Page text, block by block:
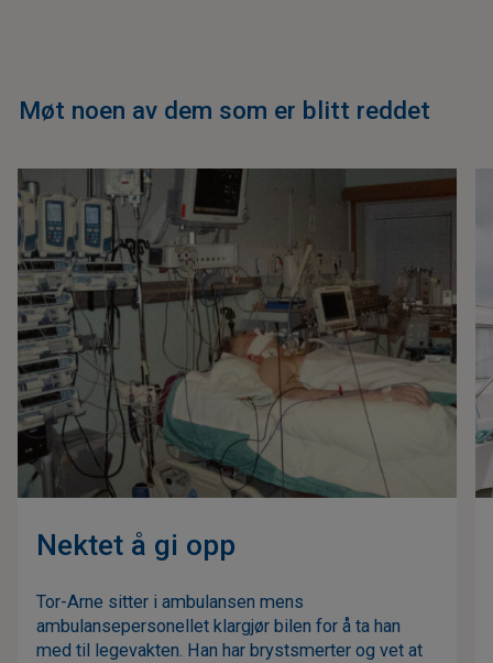
Møt noen av dem som er blitt reddet
Nektet å gi opp
Tor-Arne sitter i ambulansen mens
ambulansepersonellet klargjør bilen for å ta han
med til legevakten. Han har brystsmerter og vet at